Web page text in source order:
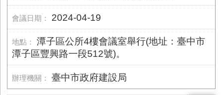
2024-04-19
潭子區公所4樓會議室舉行(地址：臺中市
潭子區豐興路一段512號)。
臺中市政府建設局